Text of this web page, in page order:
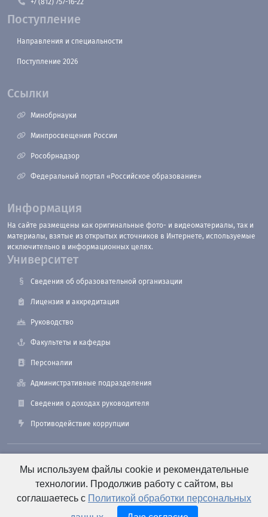
Поступление
Направления и специальности
Поступление 2026
Ссылки
Минобрнауки
Минпросвещения России
Рособрнадзор
Федеральный портал «Российское образование»
Информация
На сайте размещены как оригинальные фото- и видеоматериалы, так и
материалы, взятые из открытых источников в Интернете, используемые
исключительно в информационных целях.
Университет
Сведения об образовательной организации
Лицензия и аккредитация
Руководство
Факультеты и кафедры
Персоналии
Административные подразделения
Сведения о доходах руководителя
Противодействие коррупции
190121, Санкт-Петербург, ул. Лоцманская, 3
+7 (812) 495-26-48 Оперативный дежурный
Мы используем файлы cookie и рекомендательные
технологии. Продолжив работу с сайтом, вы
соглашаетесь с Политикой обработки персональных